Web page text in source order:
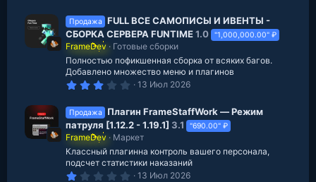
0
з
в
е
з
д
Продажа
FULL ВСЕ САМОПИСЫ И ИВЕНТЫ -
СБОРКА СЕРВЕРА FUNTIME1.0 "1,000,000.00" ₽
FrameDev
Готовые сборки
Полностью пофикшенная сборка от всяких багов.
Добавлено множество меню и плагинов
3
2
з
в
е
з
д
13 Июл 2026
Продажа
Плагин FrameStaffWork — Режим
патруля [1.12.2 - 1.19.1] 3.1 "690.00" ₽
FrameDev
Маркет
Классный плагинна контроль вашего персонала,
подсчет статистики наказаний
1 13 Июл 2026